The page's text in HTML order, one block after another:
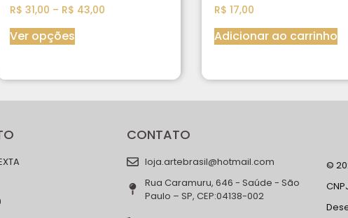
R$ 31,00 – R$ 43,00
Ver opções
R$ 17,00
Adicionar ao carrinho
CONTATO
loja.artebrasil@hotmail.com
Rua Caramuru, 646 - Saúde - São
Paulo – SP, CEP:04138-002
©